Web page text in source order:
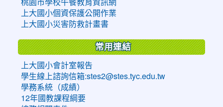
桃園市學校午餐教育資訊網
上大國小個資保護公開作業
上大國小災害防救計畫書
常用連結
上大國小會計室報告
學生線上諮詢信箱:stes2@stes.tyc.edu.tw
學務系統（成績）
12年國教課程綱要